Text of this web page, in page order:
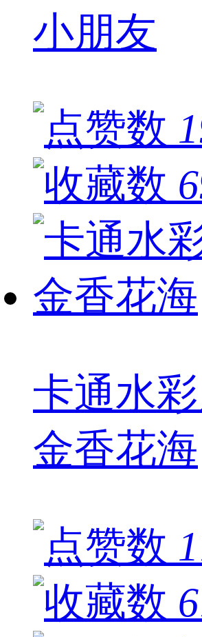
小朋友
卡通水
金香花海